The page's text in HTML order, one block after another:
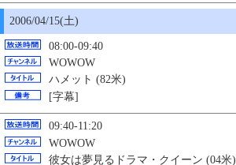
2006/04/15(土)
08:00-09:40
WOWOW
ハメット (82米)
[字幕]
09:40-11:20
WOWOW
彼女は夢見るドラマ・クイーン (04米)